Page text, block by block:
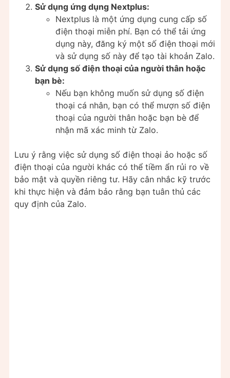
Sử dụng ứng dụng Nextplus:
Nextplus là một ứng dụng cung cấp số
điện thoại miễn phí. Bạn có thể tải ứng
dụng này, đăng ký một số điện thoại mới
và sử dụng số này để tạo tài khoản Zalo.
Sử dụng số điện thoại của người thân hoặc
bạn bè:
Nếu bạn không muốn sử dụng số điện
thoại cá nhân, bạn có thể mượn số điện
thoại của người thân hoặc bạn bè để
nhận mã xác minh từ Zalo.
Lưu ý rằng việc sử dụng số điện thoại ảo hoặc số
điện thoại của người khác có thể tiềm ẩn rủi ro về
bảo mật và quyền riêng tư. Hãy cân nhắc kỹ trước
khi thực hiện và đảm bảo rằng bạn tuân thủ các
quy định của Zalo.